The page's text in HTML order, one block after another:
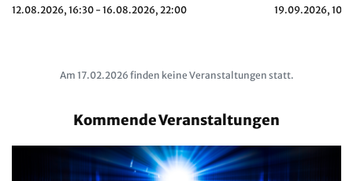
12.08.2026, 16:30 - 16.08.2026, 22:00
19.09.2026,
Am 17.02.2026 finden keine Veranstaltungen statt.
Kommende Veranstaltungen